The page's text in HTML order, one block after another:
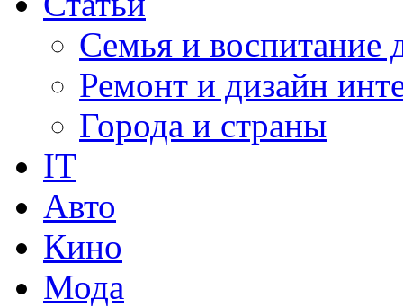
Семья и воспитание
Ремонт и дизайн
Города и страны
IT
Авто
Кино
Мода